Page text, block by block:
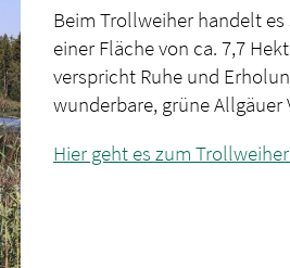
Beim Trollweiher handelt
einer Fläche von ca. 7,7
verspricht Ruhe und
wunderbare, grüne
Hier geht es zum Trollweiher